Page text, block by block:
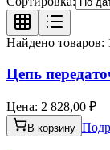
Найдено товаров:
Цепь
Цена: 2 828,00 ₽
В корзину